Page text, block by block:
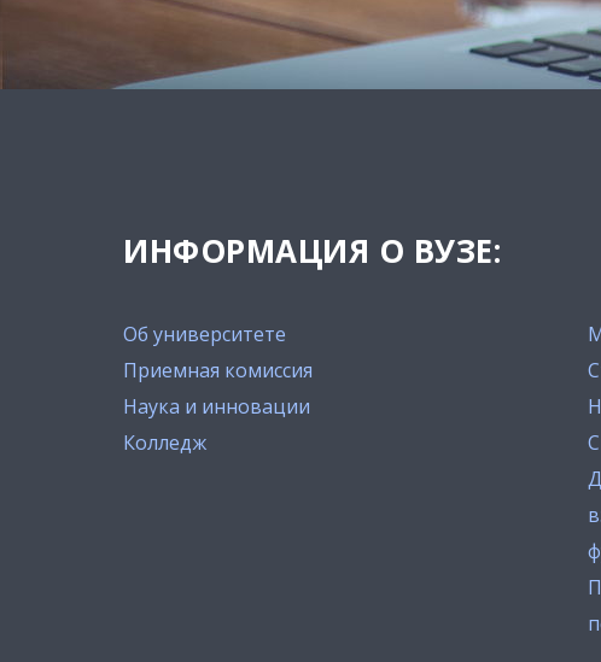
ИНФОРМАЦИЯ О ВУЗЕ:
Об университете
Приемная комиссия
Наука и инновации
Колледж